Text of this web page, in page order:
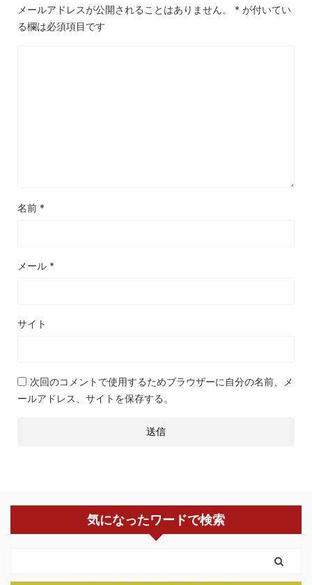
メールアドレスが公開されることはありません。 * が付いてい
る欄は必須項目です
名前 *
メール *
サイト
次回のコメントで使用するためブラウザーに自分の名前、メ
ールアドレス、サイトを保存する。
気になったワードで検索